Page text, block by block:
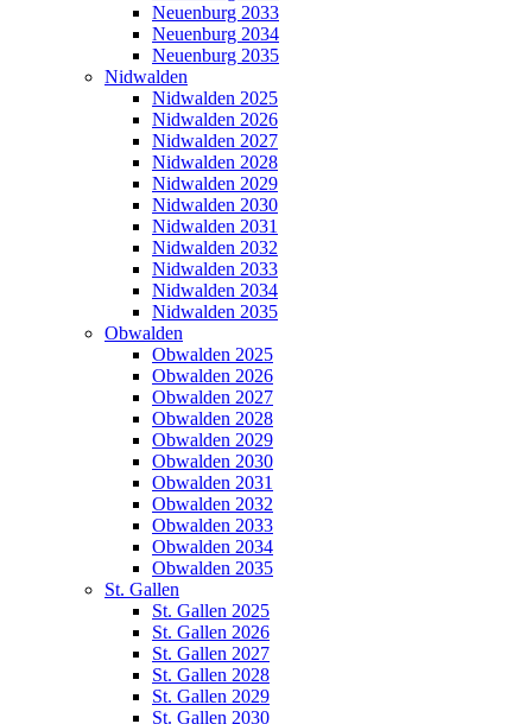
Neuenburg 2033
Neuenburg 2034
Neuenburg 2035
Nidwalden
Nidwalden 2025
Nidwalden 2026
Nidwalden 2027
Nidwalden 2028
Nidwalden 2029
Nidwalden 2030
Nidwalden 2031
Nidwalden 2032
Nidwalden 2033
Nidwalden 2034
Nidwalden 2035
Obwalden
Obwalden 2025
Obwalden 2026
Obwalden 2027
Obwalden 2028
Obwalden 2029
Obwalden 2030
Obwalden 2031
Obwalden 2032
Obwalden 2033
Obwalden 2034
Obwalden 2035
St. Gallen
St. Gallen 2025
St. Gallen 2026
St. Gallen 2027
St. Gallen 2028
St. Gallen 2029
St. Gallen 2030